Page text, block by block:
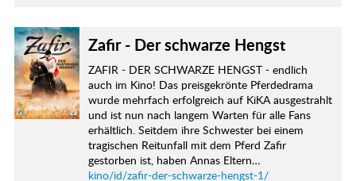
Zafir - Der schwarze Hengst
ZAFIR - DER SCHWARZE HENGST - endlich
auch im Kino! Das preisgekrönte Pferdedrama
wurde mehrfach erfolgreich auf KiKA ausgestrahlt
und ist nun nach langem Warten für alle Fans
erhältlich. Seitdem ihre Schwester bei einem
tragischen Reitunfall mit dem Pferd Zafir
gestorben ist, haben Annas Eltern…
kino/id/zafir-der-schwarze-hengst-1/